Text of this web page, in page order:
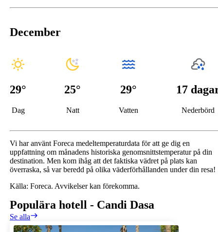
December
29°
Dag
25°
Natt
29°
Vatten
17
Nederbörd
Vi har använt Foreca medeltemperaturdata för att ge dig en
uppfattning om månadens historiska genomsnittstemperatur på din
destination. Men kom ihåg att det faktiska vädret på plats kan
överraska, så var beredd på olika väderförhållanden under din resa!
Källa: Foreca. Avvikelser kan förekomma.
Populära hotell - Candi Dasa
Se alla